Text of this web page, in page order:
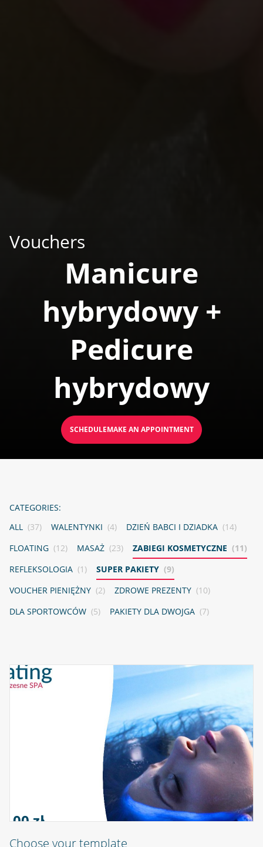
Vouchers
Manicure
hybrydowy +
Pedicure
hybrydowy
SCHEDULEMAKE AN APPOINTMENT
CATEGORIES:
ALL
(37) WALENTYNKI (4) DZIEŃ BABCI I DZIADKA (14)
FLOATING (12) MASAŻ (23) ZABIEGI KOSMETYCZNE (11)
REFLEKSOLOGIA (1) SUPER PAKIETY (9)
VOUCHER PIENIĘŻNY (2) ZDROWE PREZENTY (10)
DLA SPORTOWCÓW (5) PAKIETY DLA DWOJGA (7)
zł
Choose your template